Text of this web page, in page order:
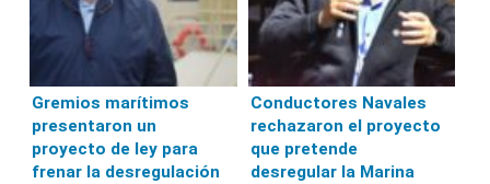
Gremios marítimos
presentaron un
proyecto de ley para
frenar la desregulación
Conductores Navales
rechazaron el proyecto
que pretende
desregular la Marina